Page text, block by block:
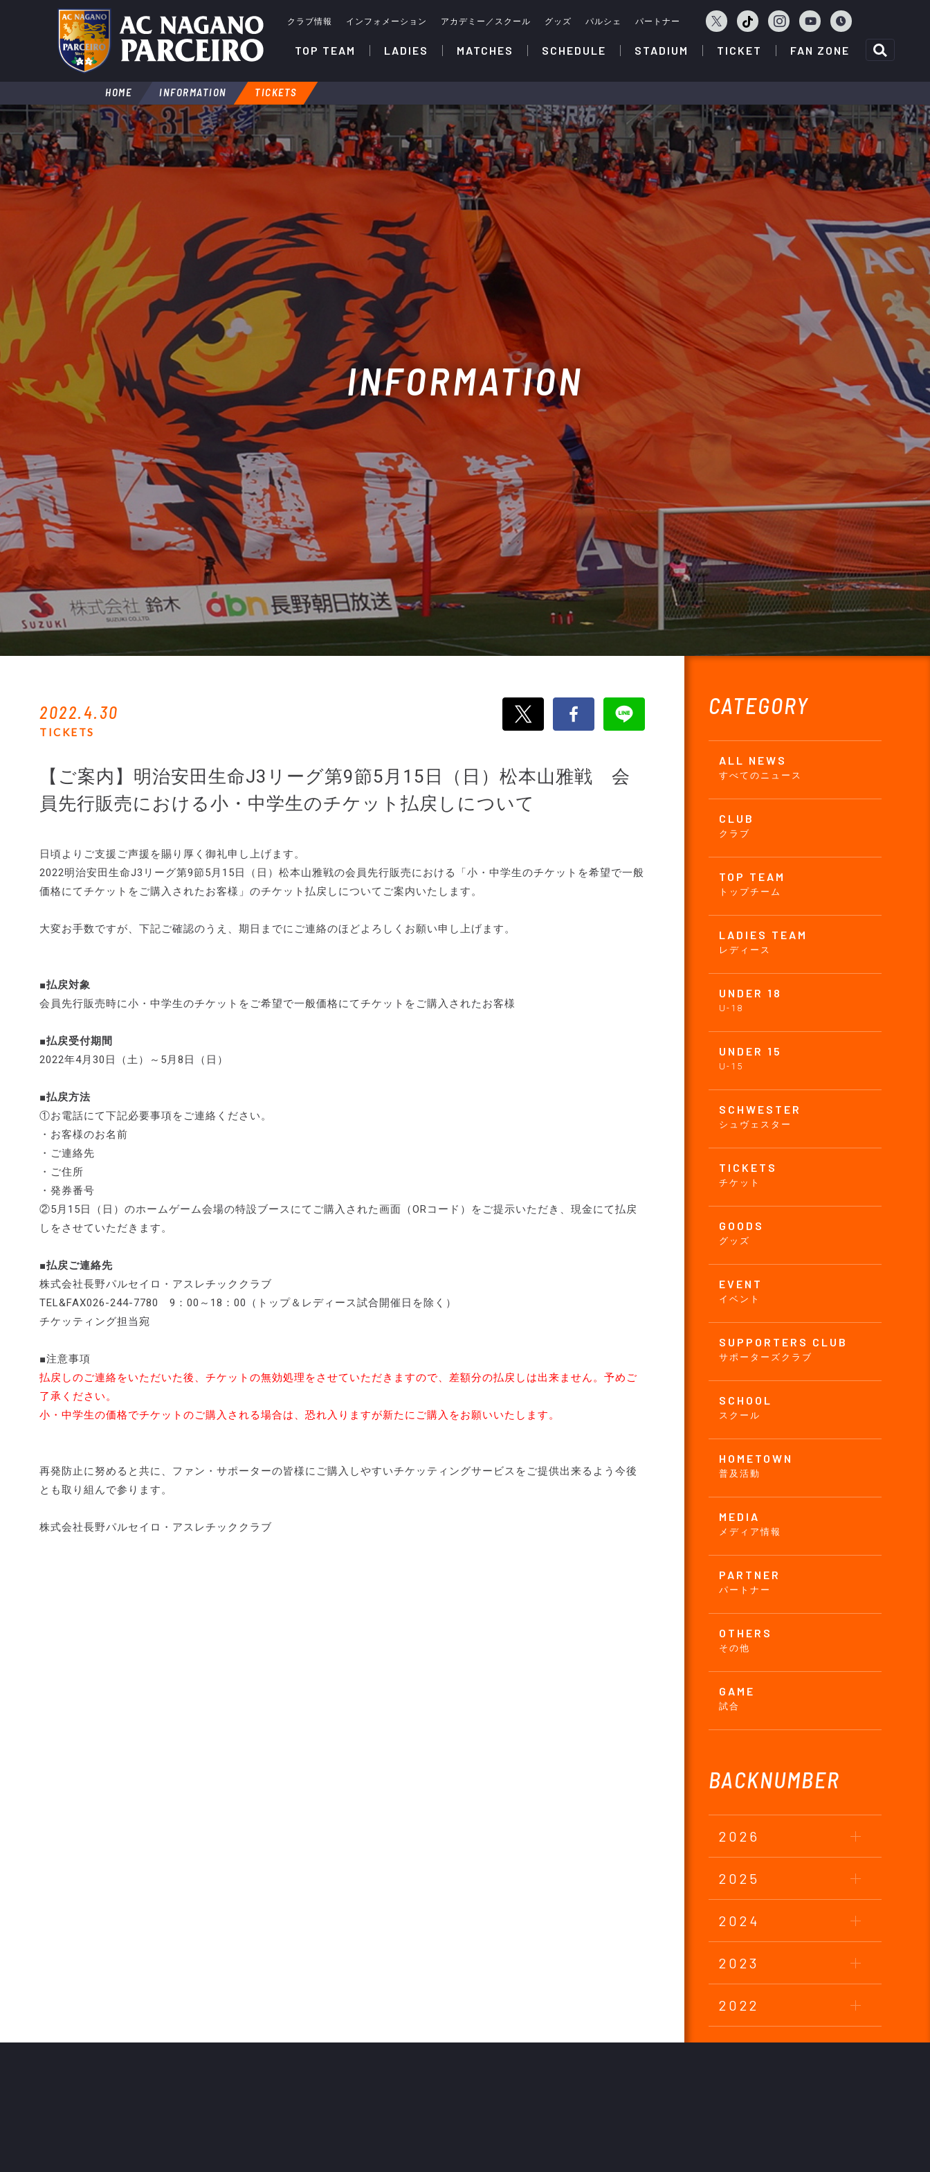
クラブ情報 インフォメーション アカデミー／スクール グッズ パルシェ パートナー
TOP TEAM LADIES MATCHES SCHEDULE STADIUM TICKET FAN ZONE
HOME INFORMATION TICKETS
INFORMATION
CATEGORY
ALL NEWS
すべてのニュース
CLUB
クラブ
TOP TEAM
トップチーム
LADIES TEAM
レディース
UNDER 18
U-18
UNDER 15
U-15
SCHWESTER
シュヴェスター
TICKETS
チケット
GOODS
グッズ
EVENT
イベント
SUPPORTERS CLUB
サポーターズクラブ
SCHOOL
スクール
HOMETOWN
普及活動
MEDIA
メディア情報
PARTNER
パートナー
OTHERS
その他
GAME
試合
BACKNUMBER
2026
2025
2024
2023
2022
2021
2022.4.30
TICKETS
【ご案内】明治安田生命J3リーグ第9節5月15日（日）松本山雅戦 会
員先行販売における小・中学生のチケット払戻しについて
日頃よりご支援ご声援を賜り厚く御礼申し上げます。
2022明治安田生命J3リーグ第9節5月15日（日）松本山雅戦の会員先行販売における「小・中学生のチケットを希望で一般
価格にてチケットをご購入されたお客様」のチケット払戻しについてご案内いたします。
大変お手数ですが、下記ご確認のうえ、期日までにご連絡のほどよろしくお願い申し上げます。
■払戻対象
会員先行販売時に小・中学生のチケットをご希望で一般価格にてチケットをご購入されたお客様
■払戻受付期間
2022年4月30日（土）～5月8日（日）
■払戻方法
①お電話にて下記必要事項をご連絡ください。
・お客様のお名前
・ご連絡先
・ご住所
・発券番号
②5月15日（日）のホームゲーム会場の特設ブースにてご購入された画面（ORコード）をご提示いただき、現金にて払戻
しをさせていただきます。
■払戻ご連絡先
株式会社長野パルセイロ・アスレチッククラブ
TEL&FAX026-244-7780 9：00～18：00（トップ＆レディース試合開催日を除く）
チケッティング担当宛
■注意事項
払戻しのご連絡をいただいた後、チケットの無効処理をさせていただきますので、差額分の払戻しは出来ません。予めご
了承ください。
小・中学生の価格でチケットのご購入される場合は、恐れ入りますが新たにご購入をお願いいたします。
再発防止に努めると共に、ファン・サポーターの皆様にご購入しやすいチケッティングサービスをご提供出来るよう今後
とも取り組んで参ります。
株式会社長野パルセイロ・アスレチッククラブ